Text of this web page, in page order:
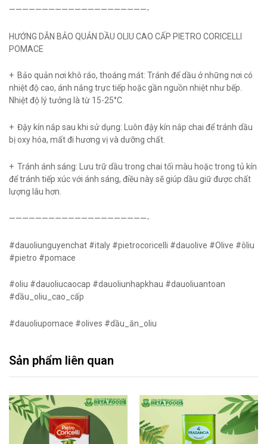
—————————————————————-
HƯỚNG DẪN BẢO QUẢN DẦU OLIU CAO CẤP PIETRO CORICELLI
POMACE
+ Bảo quản nơi khô ráo, thoáng mát: Tránh để dầu ở những nơi có
nhiệt độ cao, ánh nắng trực tiếp hoặc gần nguồn nhiệt như bếp.
Nhiệt độ lý tưởng là từ 15-25°C.
+ Đậy kín nắp sau khi sử dụng: Luôn đậy kín nắp chai để tránh dầu
bị oxy hóa, mất đi hương vị và dưỡng chất.
+ Tránh ánh sáng: Lưu trữ dầu trong chai tối màu hoặc trong tủ kín
để tránh tiếp xúc với ánh sáng, điều này sẽ giúp dầu giữ được chất
lượng lâu hơn.
—————————————————————-
#dauoliunguyenchat #italy #pietrocoricelli #dauolive #Olive #ôliu
#pietro #pomace
#oliu #dauoliucaocap #dauoliunhapkhau #dauoliuantoan
#dầu_oliu_cao_cấp
#dauoliupomace #olives #dầu_ăn_oliu
Sản phẩm liên quan